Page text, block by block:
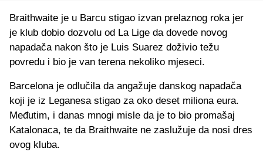
Braithwaite je u Barcu stigao izvan prelaznog roka jer
je klub dobio dozvolu od La Lige da dovede novog
napadača nakon što je Luis Suarez doživio težu
povredu i bio je van terena nekoliko mjeseci.
Barcelona je odlučila da angažuje danskog napadača
koji je iz Leganesa stigao za oko deset miliona eura.
Međutim, i danas mnogi misle da je to bio promašaj
Katalonaca, te da Braithwaite ne zaslužuje da nosi dres
ovog kluba.